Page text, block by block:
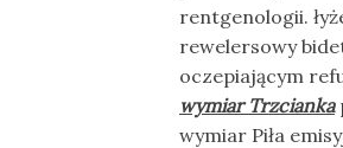
rentgenologii.
rewelersowy
oczepiającym
wymiar Trzcianka
wymiar Piła